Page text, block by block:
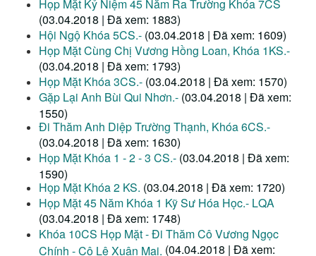
Họp Mặt Kỷ Niệm 45 Năm Ra Trường Khóa 7CS
(03.04.2018 | Đã xem: 1883)
Hội Ngộ Khóa 5CS.- (03.04.2018 | Đã xem: 1609)
Họp Mặt Cùng Chị Vương Hồng Loan, Khóa 1KS.-
(03.04.2018 | Đã xem: 1793)
Họp Mặt Khóa 3CS.- (03.04.2018 | Đã xem: 1570)
Gặp Lại Anh Bùi Qui Nhơn.- (03.04.2018 | Đã xem:
1550)
Đi Thăm Anh Diệp Trường Thạnh, Khóa 6CS.-
(03.04.2018 | Đã xem: 1630)
Họp Mặt Khóa 1 - 2 - 3 CS.- (03.04.2018 | Đã xem:
1590)
Họp Mặt Khóa 2 KS. (03.04.2018 | Đã xem: 1720)
Họp Mặt 45 Năm Khóa 1 Kỹ Sư Hóa Học.- LQA
(03.04.2018 | Đã xem: 1748)
Khóa 10CS Họp Mặt - Đi Thăm Cô Vương Ngọc
Chính - Cô Lê Xuân Mai. (04.04.2018 | Đã xem: